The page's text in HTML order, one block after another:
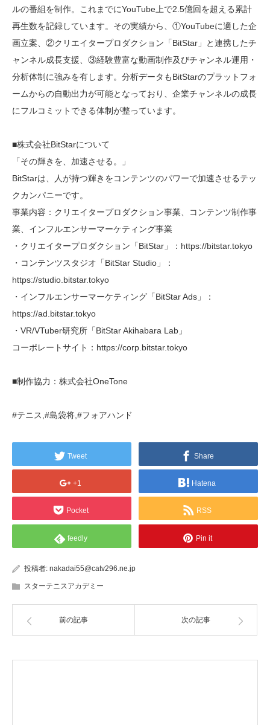
ルの番組を制作。これまでにYouTube上で2.5億回を超える累計
再生数を記録しています。その実績から、①YouTubeに適した企
画立案、②クリエイタープロダクション「BitStar」と連携したチ
ャンネル成長支援、③経験豊富な動画制作及びチャンネル運用・
分析体制に強みを有します。分析データもBitStarのプラットフォ
ームからの自動出力が可能となっており、企業チャンネルの成長
にフルコミットできる体制が整っています。
■株式会社BitStarについて
「その輝きを、加速させる。」
BitStarは、人が持つ輝きをコンテンツのパワーで加速させるテッ
クカンパニーです。
事業内容：クリエイタープロダクション事業、コンテンツ制作事
業、インフルエンサーマーケティング事業
・クリエイタープロダクション「BitStar」：https://bitstar.tokyo
・コンテンツスタジオ「BitStar Studio」：
https://studio.bitstar.tokyo
・インフルエンサーマーケティング「BitStar Ads」：
https://ad.bitstar.tokyo
・VR/VTuber研究所「BitStar Akihabara Lab」
コーポレートサイト：https://corp.bitstar.tokyo
■制作協力：株式会社OneTone
#テニス,#島袋将,#フォアハンド
Tweet Share
+1 Hatena
Pocket RSS
feedly Pin it
投稿者: nakadai55@catv296.ne.jp
スターテニスアカデミー
前の記事 次の記事